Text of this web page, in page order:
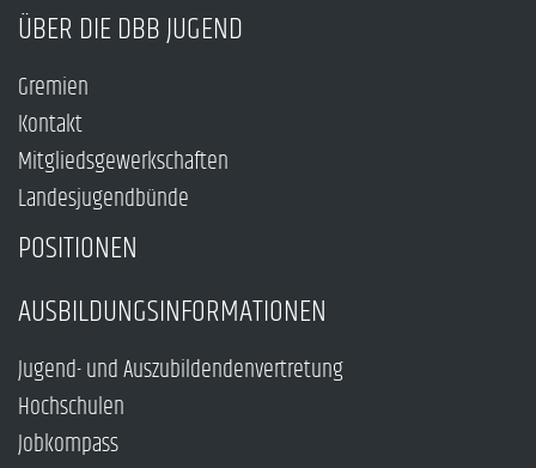
ÜBER DIE DBB JUGEND
Gremien
Kontakt
Mitgliedsgewerkschaften
Landesjugendbünde
POSITIONEN
AUSBILDUNGSINFORMATIONEN
Jugend- und Auszubildendenvertretung
Hochschulen
Jobkompass